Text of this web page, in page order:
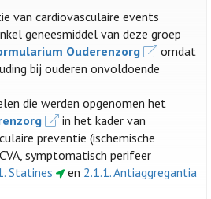
van cardiovasculaire events
geneesmiddel van deze groep
Ouderenzorg
omdat
bij ouderen onvoldoende
die werden opgenomen het
in het kader van
preventie (ischemische
symptomatisch perifeer
Statines en 2.1.1. Antiaggregantia